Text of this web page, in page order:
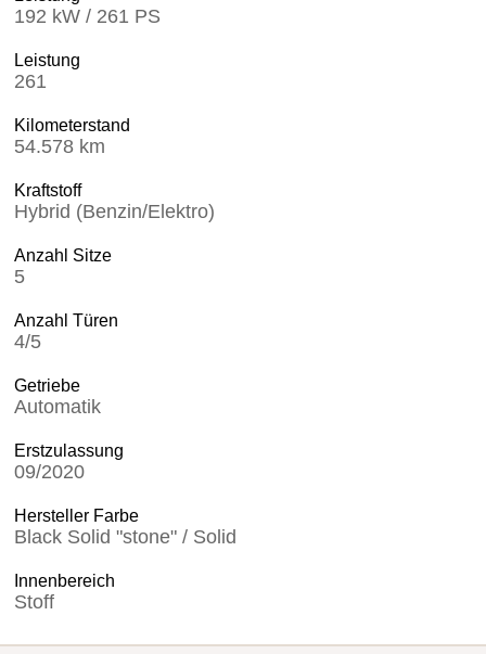
192 kW / 261 PS
Leistung
261
Kilometerstand
54.578 km
Kraftstoff
Hybrid (Benzin/Elektro)
Anzahl Sitze
5
Anzahl Türen
4/5
Getriebe
Automatik
Erstzulassung
09/2020
Hersteller Farbe
Black Solid "stone" / Solid
Innenbereich
Stoff